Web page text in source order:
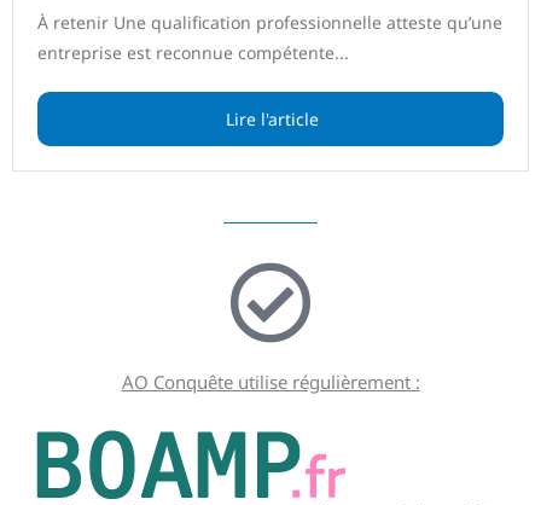
À retenir Une qualification professionnelle atteste qu’une
entreprise est reconnue compétente...
Lire l'article
AO Conquête utilise régulièrement :